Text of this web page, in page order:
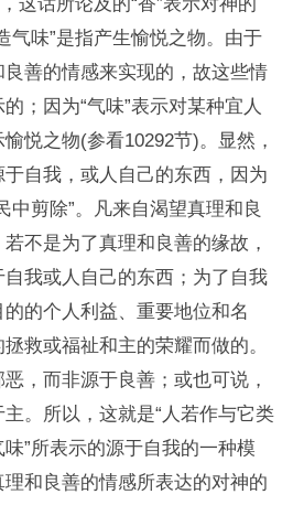
气味”是指产生愉悦之物。由于
善的情感来实现的，故这些情
；因为“气味”表示对某种宜人
悦之物(参看10292节)。显然，
自我，或人自己的东西，因为
中剪除”。凡来自渴望真理和良
不是为了真理和良善的缘故，
我或人自己的东西；为了自我
的个人利益、重要地位和名
救或福祉和主的荣耀而做的。
，而非源于良善；或也可说，
。所以，这就是“人若作与它类
”所表示的源于自我的一种模
和良善的情感所表达的对神的